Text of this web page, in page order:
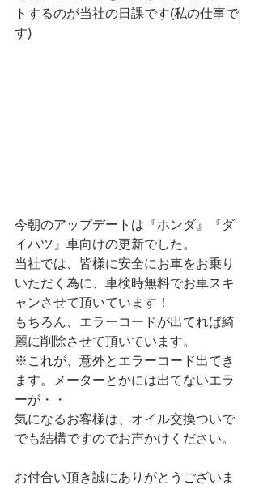
トするのが当社の日課です(私の仕事で
す)
今朝のアップデートは『ホンダ』『ダ
イハツ』車向けの更新でした。
当社では、皆様に安全にお車をお乗り
いただく為に、車検時無料でお車スキ
ャンさせて頂いています！
もちろん、エラーコードが出てれば綺
麗に削除させて頂いています。
※これが、意外とエラーコード出てき
ます。メーターとかには出てないエラ
ーが・・
気になるお客様は、オイル交換ついで
でも結構ですのでお声かけください。
お付合い頂き誠にありがとうございま